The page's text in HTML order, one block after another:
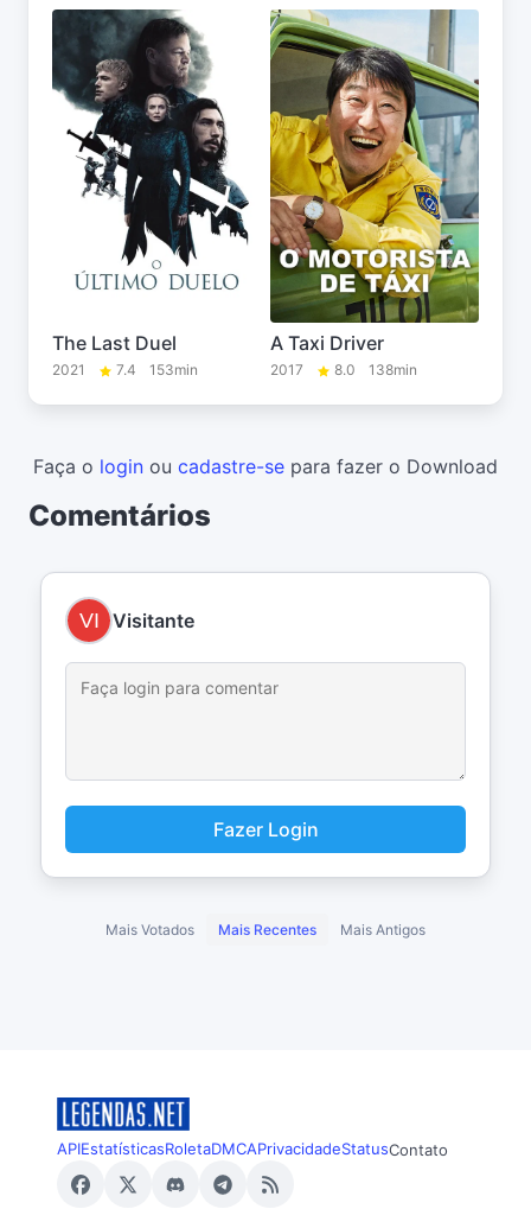
The Last Duel
2021 7.4 153min
A Taxi Driver
2017 8.0 138min
Faça o login ou cadastre-se para fazer o Download
Comentários
Visitante
Fazer Login
Mais Votados Mais Recentes Mais Antigos
APIEstatísticasRoletaDMCAPrivacidadeStatusContato